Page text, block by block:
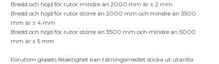
Bredd och höjd för rutor mindre än 2000 mm är ± 2 mm
Bredd och höjd för rutor större än 2000 mm och mindre än 3500
mm är ± 4 mm
Bredd och höjd för rutor större än 3500 mm och mindre än 5000
mm är ± 5 mm
Förutom glasets felaktighet kan tätningsmedlet sticka ut utanför